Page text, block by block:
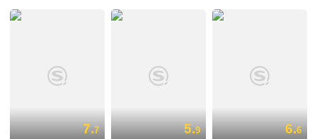
7.7 5.9 6.6